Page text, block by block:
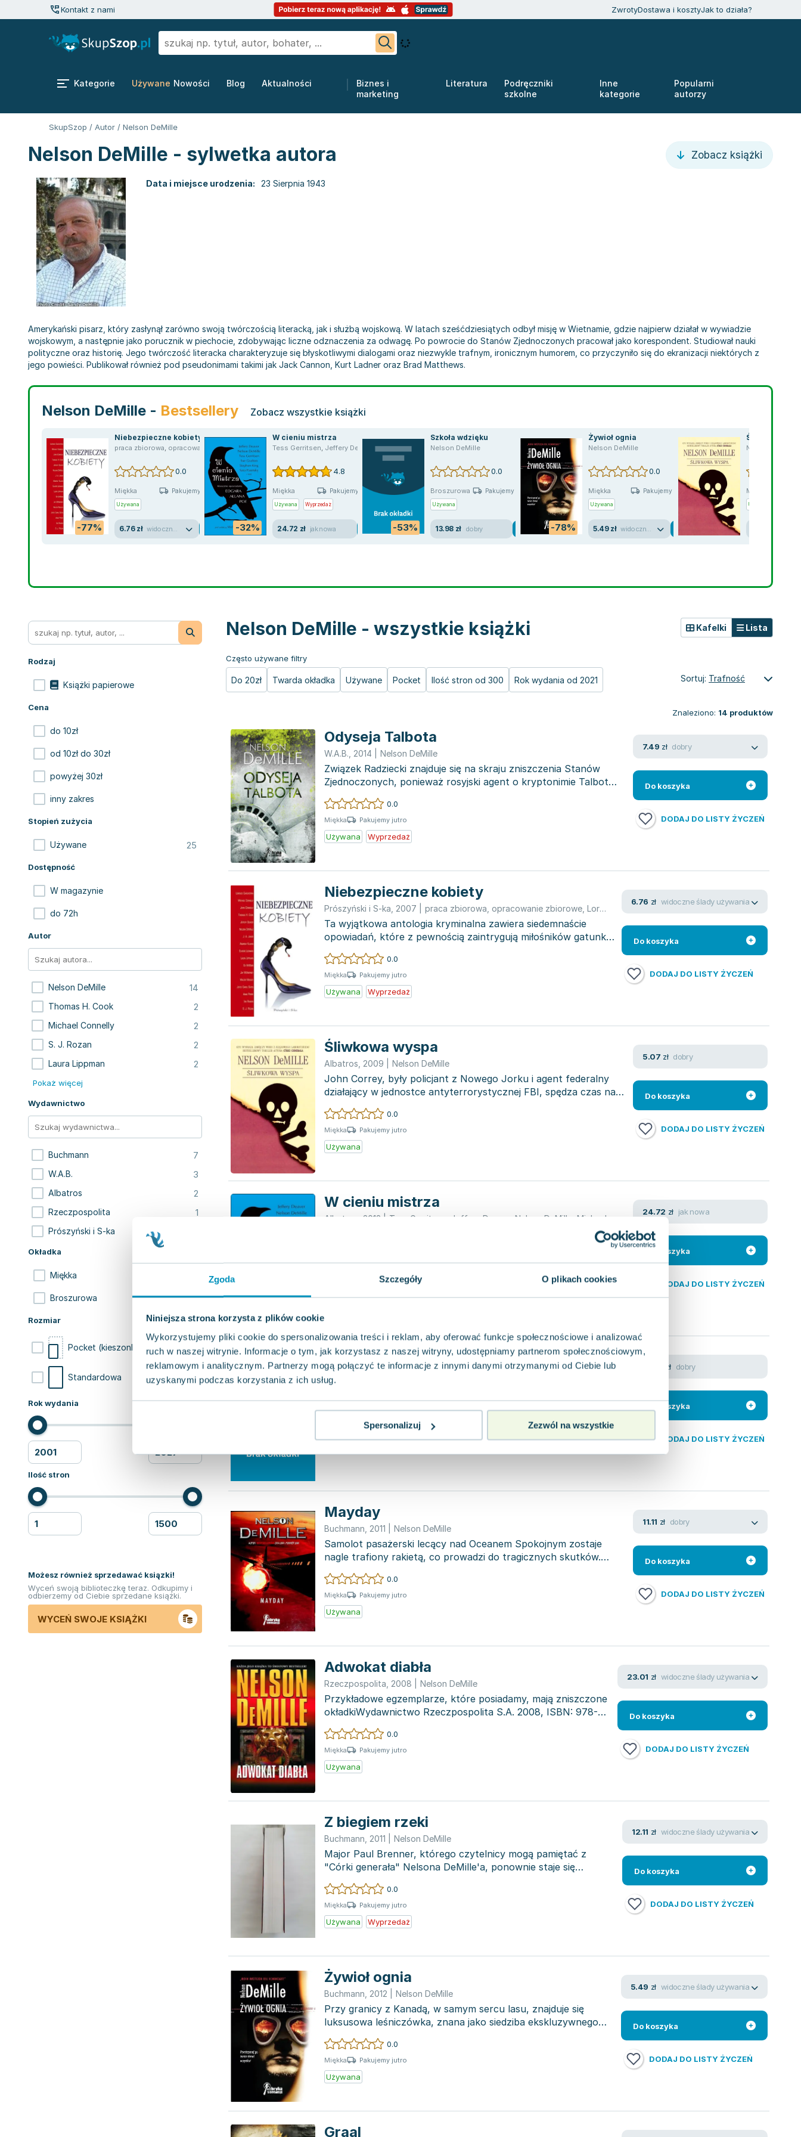
Zgoda Szczegóły O plikach cookies
Niniejsza strona korzysta z plików cookie
Wykorzystujemy pliki cookie do spersonalizowania treści i reklam, aby oferować funkcje społecznościowe i analizować
ruch w naszej witrynie. Informacje o tym, jak korzystasz z naszej witryny, udostępniamy partnerom społecznościowym,
reklamowym i analitycznym. Partnerzy mogą połączyć te informacje z innymi danymi otrzymanymi od Ciebie lub
uzyskanymi podczas korzystania z ich usług.
Spersonalizuj Zezwól na wszystkie
Kontakt z nami ZwrotyDostawa i kosztyJak to działa?
Kategorie Używane Nowości Blog Aktualności
Biznes i
marketing
Literatura
Podręczniki
szkolne
Inne
kategorie
Popularni
autorzy
SkupSzop / Autor / Nelson DeMille
Nelson DeMille - sylwetka autora Zobacz książki
Data i miejsce urodzenia: 23 Sierpnia 1943
Amerykański pisarz, który zasłynął zarówno swoją twórczością literacką, jak i służbą wojskową. W latach sześćdziesiątych odbył misję w Wietnamie, gdzie najpierw działał w wywiadzie
wojskowym, a następnie jako porucznik w piechocie, zdobywając liczne odznaczenia za odwagę. Po powrocie do Stanów Zjednoczonych pracował jako korespondent. Studiował nauki
polityczne oraz historię. Jego twórczość literacka charakteryzuje się błyskotliwymi dialogami oraz niezwykle trafnym, ironicznym humorem, co przyczyniło się do ekranizacji niektórych z
jego powieści. Publikował również pod pseudonimami takimi jak Jack Cannon, Kurt Ladner oraz Brad Matthews.
Nelson DeMille - Bestsellery Zobacz wszystkie książki
-77%
Niebezpieczne kobiety
praca zbiorowa, opracowanie zbiorowe ,Lorenzo Carcaterra,Michael Connelly John Connolly Thomas H. Cook Nelson DeMille,Jeffery Deaver J.A. Jance,Andrew Klavan Elmore Leonard,Laura Lippman
0.0
Miękka Pakujemy jutro
Używana
6.76 zł -32%
W cieniu mistrza
Tess Gerritsen, Jeffery Deaver ,Nelson DeMille Michael Connelly Edgar Allan Poe,Lawrence Block,Jan Burke,Thomas H. Cook,Sue Grafton, Steve Hamilton
4.8
Miękka Pakujemy jutro
Używana Wyprzedaż
24.72 zł jak nowa -53%
Szkoła wdzięku
Nelson DeMille
0.0
Broszurowa Pakujemy jutro
Używana
13.98 zł dobry -78%
Żywioł ognia
Nelson DeMille
0.0
Miękka Pakujemy jutro
Używana
5.49 zł
Śliwkowa
Nelson DeMille
Miękka
Rodzaj
Książki papierowe
Cena
do 10zł
od 10zł do 30zł
powyżej 30zł
inny zakres
Stopień zużycia
Używane 25
Dostępność
W magazynie
do 72h
Autor
Nelson DeMille 14
Thomas H. Cook 2
Michael Connelly 2
S. J. Rozan 2
Laura Lippman 2
Pokaż więcej
Wydawnictwo
Buchmann 7
W.A.B. 3
Albatros 2
Rzeczpospolita 1
Prószyński i S-ka
Okładka
Miękka
Broszurowa 1
Rozmiar
Pocket (kieszonkowa) 7
Standardowa 7
Rok wydania
Ilość stron
Możesz również sprzedawać ksiązki!
Wyceń swoją biblioteczkę teraz. Odkupimy i
odbierzemy od Ciebie sprzedane książki.
WYCEŃ SWOJE KSIĄŻKI
Nelson DeMille - wszystkie książki
Często używane filtry
Do 20zł Twarda okładka Używane Pocket Ilość stron od 300 Rok wydania od 2021
Kafelki Lista
Sortuj: Trafność
Znaleziono: 14 produktów
Odyseja Talbota
W.A.B. 2014 Nelson DeMille
Związek Radziecki znajduje się na skraju zniszczenia Stanów
Zjednoczonych, ponieważ rosyjski agent o kryptonimie Talbot
działa w C...
0.0
Miękka Pakujemy jutro
Używana Wyprzedaż
7.49 zł dobry
Do koszyka
DODAJ DO LISTY ŻYCZEŃ
Niebezpieczne kobiety
Prószyński i S-ka 2007 praca zbiorowa opracowanie zbiorowe Lorenzo Carcaterra Michael Connelly John Connolly
Ta wyjątkowa antologia kryminalna zawiera siedemnaście
opowiadań, które z pewnością zaintrygują miłośników gatunku.
Uważana za jed...
0.0
Miękka Pakujemy jutro
Używana Wyprzedaż
6.76 zł widoczne ślady używania
Do koszyka
DODAJ DO LISTY ŻYCZEŃ
Śliwkowa wyspa
Albatros 2009 Nelson DeMille
John Correy, były policjant z Nowego Jorku i agent federalny
działający w jednostce antyterrorystycznej FBI, spędza czas na
relaks...
0.0
Miękka Pakujemy jutro
Używana
5.07 zł dobry
Do koszyka
DODAJ DO LISTY ŻYCZEŃ
W cieniu mistrza
Albatros 2012 | Tess Gerritsen Jeffery Deaver Nelson DeMille Michael Connelly ,Edgar Allan Poe Lawrence Block
literatury grozy na stał...
Pakujemy jutro
24.72 zł jak nowa
Do koszyka
DODAJ DO LISTY ŻYCZEŃ
Szkoła wdzięku
Buchmann , Nelson DeMille
Broszurowa Pakujemy jutro
zł dobry
Do koszyka
DODAJ DO LISTY ŻYCZEŃ
Mayday
Buchmann 2011 Nelson DeMille
Samolot pasażerski lecący nad Oceanem Spokojnym zostaje
nagle trafiony rakietą, co prowadzi do tragicznych skutków.
Większość osób...
0.0
Miękka Pakujemy jutro
Używana
11.11 zł dobry
Do koszyka
DODAJ DO LISTY ŻYCZEŃ
Adwokat diabła
Rzeczpospolita 2008 Nelson DeMille
Przykładowe egzemplarze, które posiadamy, mają zniszczone
okładkiWydawnictwo Rzeczpospolita S.A. 2008, ISBN: 978-
83-61565-44-4, fo...
0.0
Miękka Pakujemy jutro
Używana
23.01 zł widoczne ślady używania
Do koszyka
DODAJ DO LISTY ŻYCZEŃ
Z biegiem rzeki
Buchmann 2011 Nelson DeMille
Major Paul Brenner, którego czytelnicy mogą pamiętać z
"Córki generała" Nelsona DeMille'a, ponownie staje się
głównym bohaterem w...
0.0
Miękka Pakujemy jutro
Używana Wyprzedaż
12.11 zł widoczne ślady używania
Do koszyka
DODAJ DO LISTY ŻYCZEŃ
Żywioł ognia
Buchmann 2012 Nelson DeMille
Przy granicy z Kanadą, w samym sercu lasu, znajduje się
luksusowa leśniczówka, znana jako siedziba ekskluzywnego
klubu amerykański...
0.0
Miękka Pakujemy jutro
Używana
5.49 zł widoczne ślady używania
Do koszyka
DODAJ DO LISTY ŻYCZEŃ
Graal